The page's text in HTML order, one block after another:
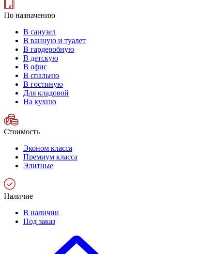
По назначению
В санузел
В ванную и туалет
В гардеробную
В детскую
В офис
В спальню
В гостиную
Для кладовой
На кухню
Стоимость
Эконом класса
Премиум класса
Элитные
Наличие
В наличии
Под заказ